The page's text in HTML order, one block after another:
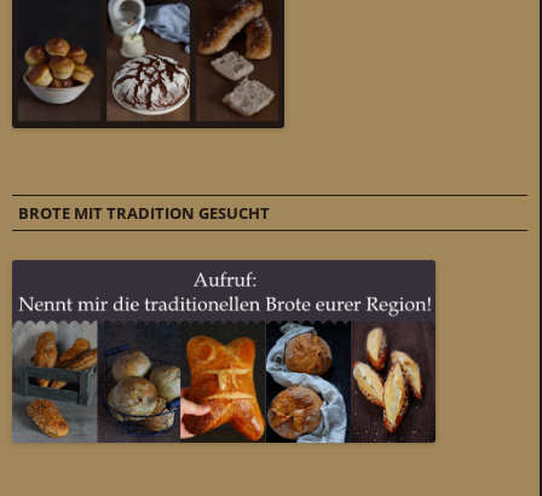
BROTE MIT TRADITION GESUCHT